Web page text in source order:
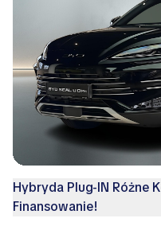
Hybryda Plug-IN Różne
Finansowanie!